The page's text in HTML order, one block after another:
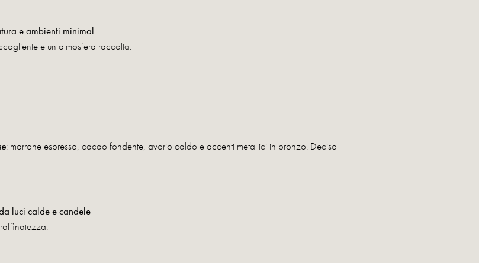
e ambienti minimal
e un atmosfera raccolta.
: marrone espresso, cacao fondente, avorio caldo e accenti metallici in bronzo. Deciso
luci calde e candele